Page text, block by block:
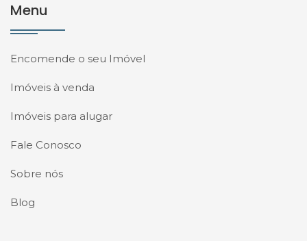
Menu
Encomende o seu Imóvel
Imóveis à venda
Imóveis para alugar
Fale Conosco
Sobre nós
Blog